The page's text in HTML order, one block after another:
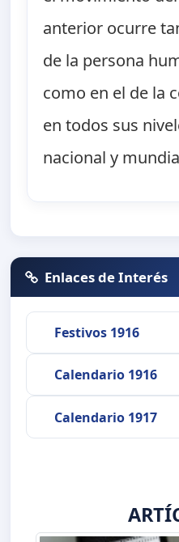
anterior ocurre
de la persona
como en el de la
en todos sus
nacional y
Enlaces de Interés
Festivos 1916
Calendario 1916
Calendario 1917